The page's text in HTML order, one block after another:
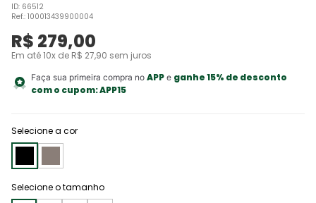
ID: 66512
Ref.: 100013439900004
R$ 279,00
Em até10x de R$ 27,90 sem juros
Faça sua primeira compra no APPe ganhe 15% de desconto
com o cupom:APP15
Selecione a cor